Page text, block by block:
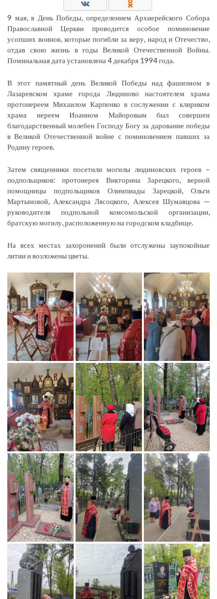
9 мая, в День Победы, определением Архиерейского Собора
Православной Церкви проводится особое поминовение
усопших воинов, которые погибли за веру, народ и Отечество,
отдав свою жизнь в годы Великой Отечественной Войны.
Поминальная дата установлена 4 декабря 1994 года.
В этот памятный день Великой Победы над фашизмом в
Лазаревском храме города Людиново настоятелем храма
протоиереем Михаилом Карпенко в сослужении с клириком
храма иереем Иоанном Майоровым был совершен
благодарственный молебен Господу Богу за дарование победы
в Великой Отечественной войне с поминовением павших за
Родину героев.
Затем священники посетили могилы людиновских героев –
подпольщиков: протоиерея Викторина Зарецкого, верной
помощницы подпольщиков Олимпиады Зарецкой, Ольги
Мартыновой, Александра Лясоцкого, Алексея Шумавцова —
руководителя подпольной комсомольской организации,
братскую могилу, расположенную на городском кладбище.
На всех местах захоронений были отслужены заупокойные
литии и возложены цветы.